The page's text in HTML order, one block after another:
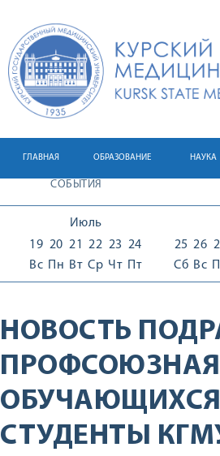
ГЛАВНАЯ ОБРАЗОВАНИЕ НАУКА
СОБЫТИЯ
Июль
19
Вс
20
Пн
21
Вт
22
Ср
23
Чт
24
Пт
25
Сб
26
Вс
НОВОСТЬ
ОБУЧАЮЩИХСЯ
СТУДЕНТЫ